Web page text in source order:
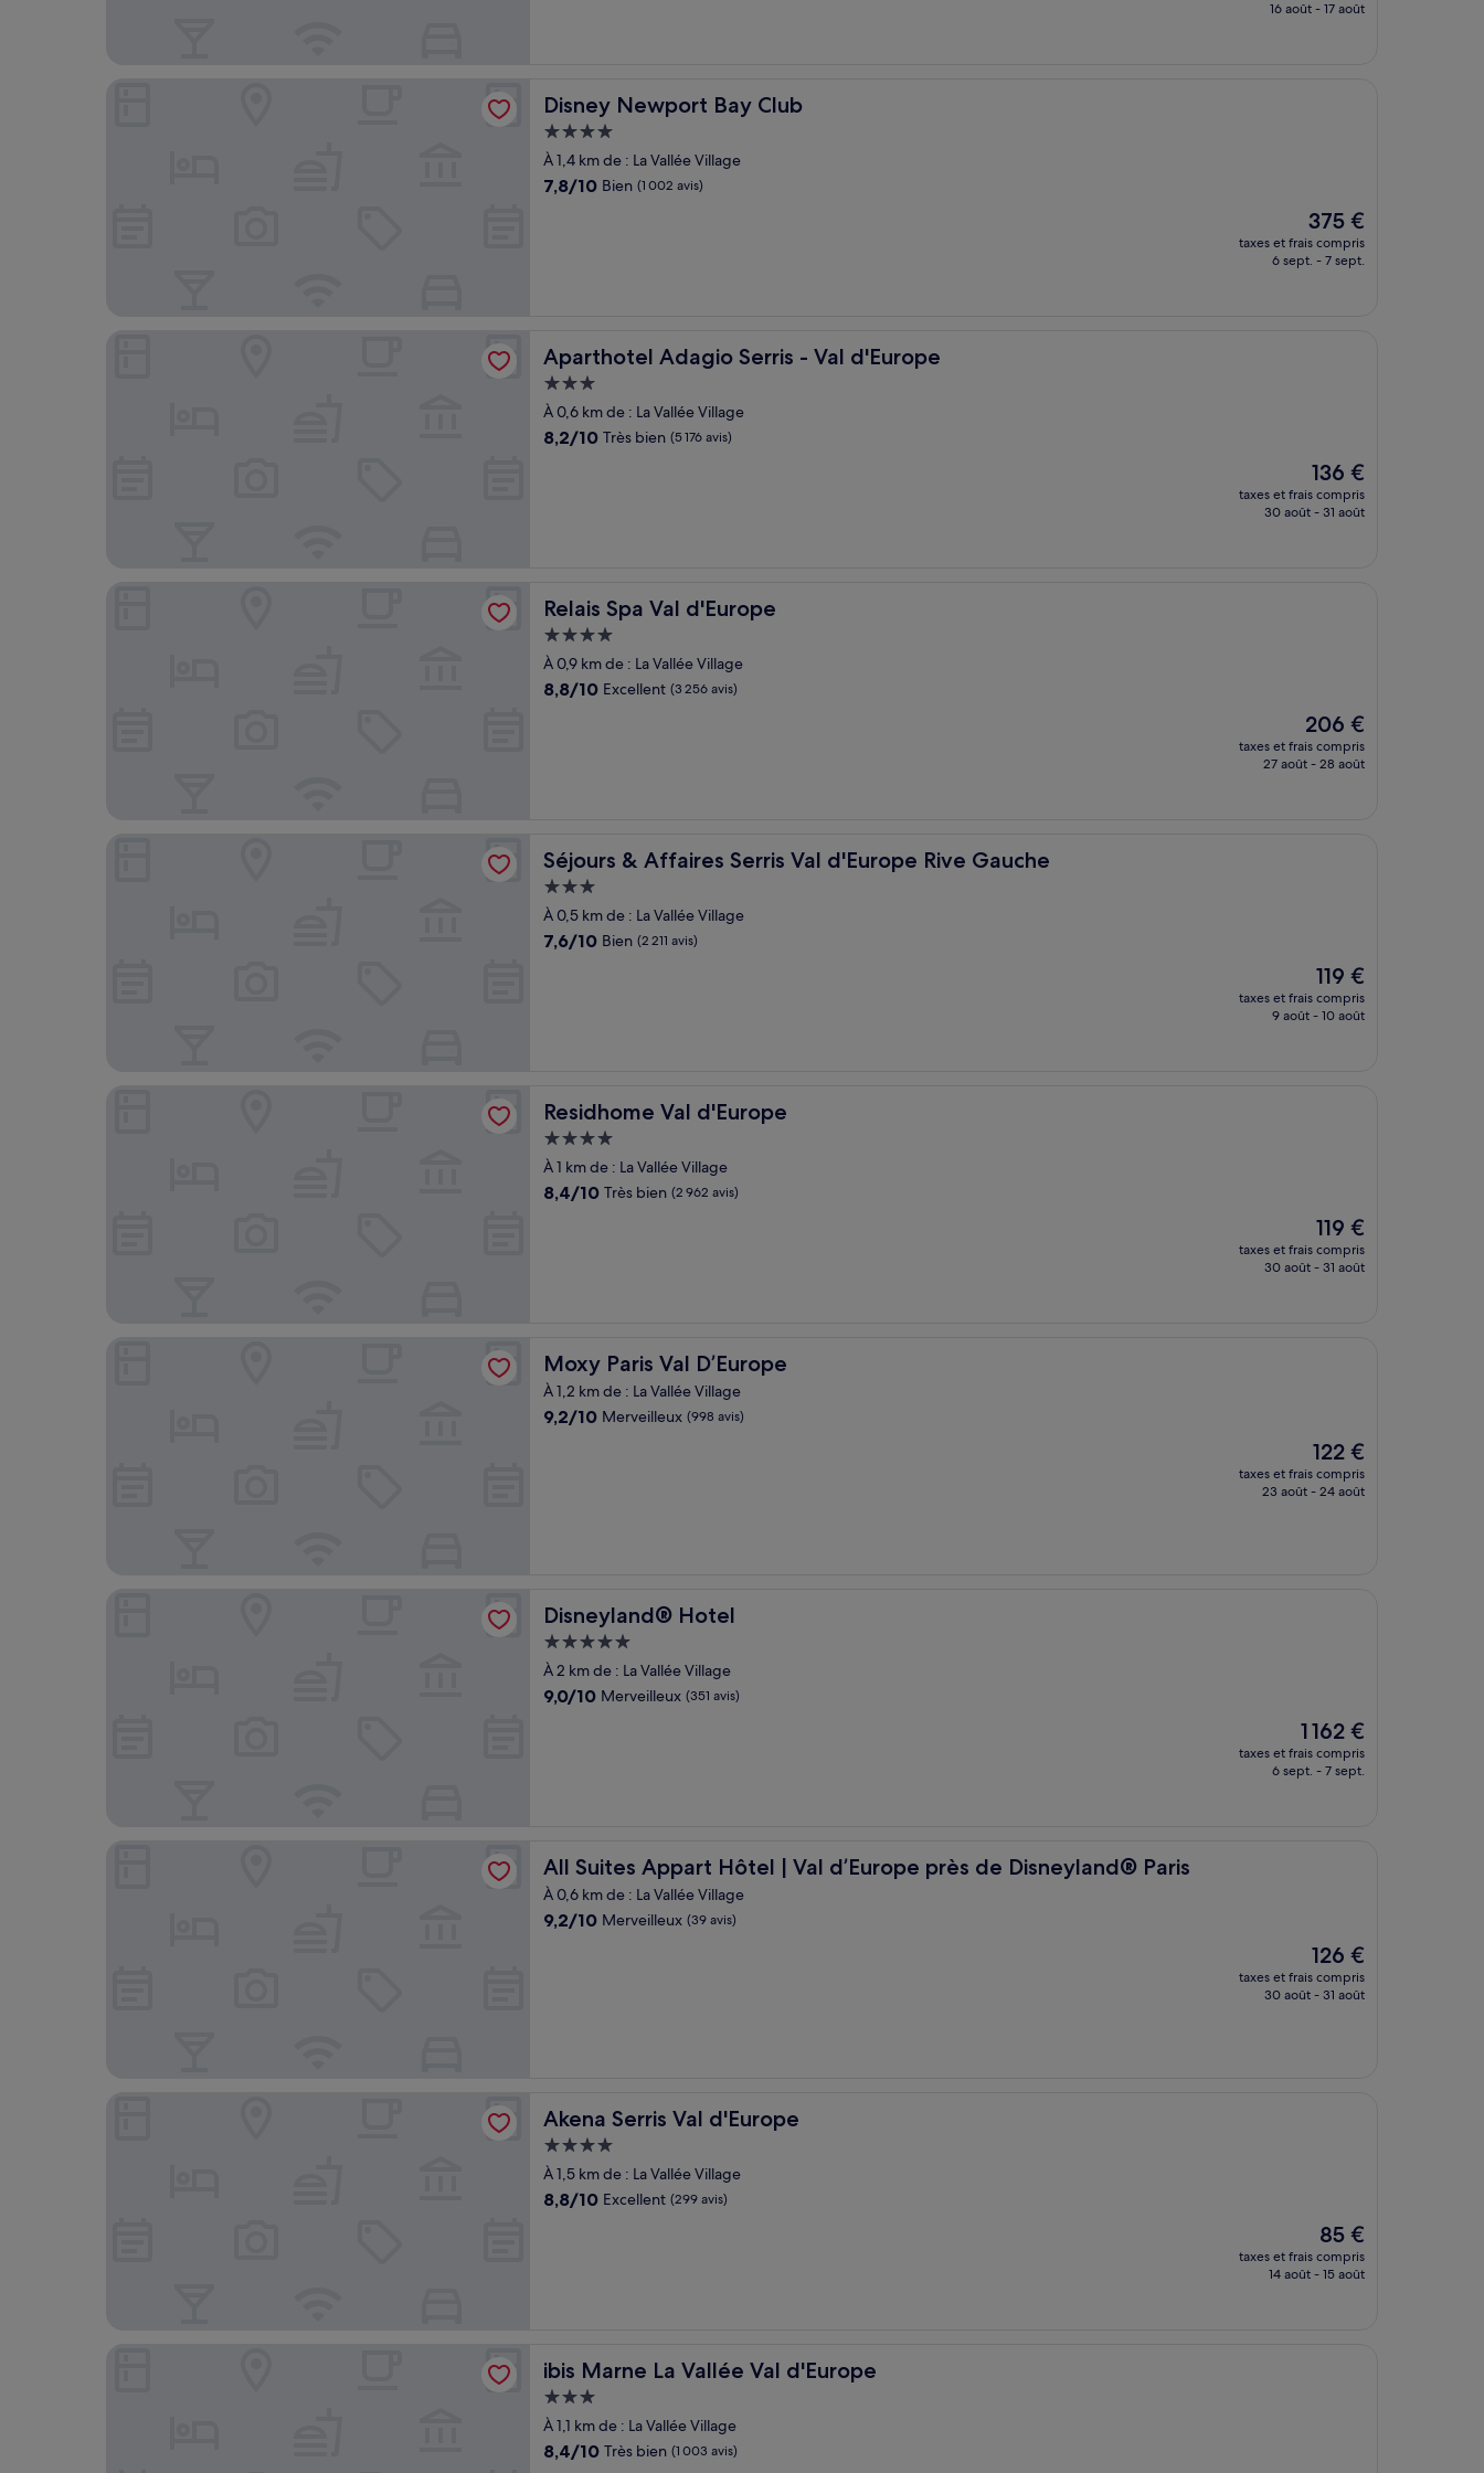
prix
16 août - 17 août
Disney Newport Bay Club
Disney Newport Bay Club
Hébergement
4.0 étoiles
À 1,4 km de : La Vallée Village
7.8
7,8/10 Bien (1 002 avis)
Le
nouveau
prix
375 €
taxes et frais compris
6 sept. - 7 sept.
Aparthotel Adagio Serris - Val d'Europe
Aparthotel Adagio Serris - Val d'Europe
Hébergement
3.0 étoiles
À 0,6 km de : La Vallée Village
8.2
8,2/10 Très bien (5 176 avis)
Le
nouveau
prix
136 €
taxes et frais compris
30 août - 31 août
Relais Spa Val d'Europe
Relais Spa Val d'Europe
Hébergement
4.0 étoiles
À 0,9 km de : La Vallée Village
8.8
8,8/10 Excellent (3 256 avis)
Le
nouveau
prix
206 €
taxes et frais compris
27 août - 28 août
Séjours & Affaires Serris Val d'Europe Rive Gauche
Séjours & Affaires Serris Val d'Europe Rive Gauche
Hébergement
3.0 étoiles
À 0,5 km de : La Vallée Village
7.6
7,6/10 Bien (2 211 avis)
Le
nouveau
prix
119 €
taxes et frais compris
9 août - 10 août
Séjours & Affaires Serris Val d'Europe Rive Gauche
Residhome Val d'Europe
Residhome Val d'Europe
Hébergement
4.0 étoiles
À 1 km de : La Vallée Village
8.4
8,4/10 Très bien (2 962 avis)
Le
nouveau
prix
119 €
taxes et frais compris
30 août - 31 août
Moxy Paris Val D’Europe
Moxy Paris Val D’Europe
À 1,2 km de : La Vallée Village
9.2
9,2/10 Merveilleux (998 avis)
Le
nouveau
prix
122 €
taxes et frais compris
23 août - 24 août
Disneyland® Hotel
Disneyland® Hotel
Hébergement
5.0 étoiles
À 2 km de : La Vallée Village
9.0
9,0/10 Merveilleux (351 avis)
Le
nouveau
prix
1 162 €
taxes et frais compris
6 sept. - 7 sept.
All Suites Appart Hôtel | Val d’Europe près de Disneyland® Paris
All Suites Appart Hôtel | Val d’Europe près de Disneyland® Paris
À 0,6 km de : La Vallée Village
9.2
9,2/10 Merveilleux (39 avis)
Le
nouveau
prix
126 €
taxes et frais compris
30 août - 31 août
All Suites Appart Hôtel | Val d’Europe près de Disneyland® Paris
Akena Serris Val d'Europe
Akena Serris Val d'Europe
Hébergement
4.0 étoiles
À 1,5 km de : La Vallée Village
8.8
8,8/10 Excellent (299 avis)
Le
nouveau
prix
85 €
taxes et frais compris
14 août - 15 août
ibis Marne La Vallée Val d'Europe
ibis Marne La Vallée Val d'Europe
Hébergement
3.0 étoiles
À 1,1 km de : La Vallée Village
8.4
8,4/10 Très bien (1 003 avis)